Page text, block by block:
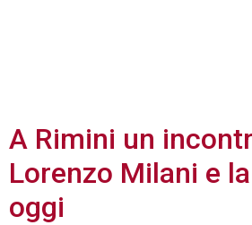
A Rimini un
Lorenzo Milani e
oggi